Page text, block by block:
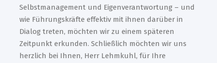
Selbstmanagement und Eigenverantwortung – und
wie Führungskräfte effektiv mit ihnen darüber in
Dialog treten, möchten wir zu einem späteren
Zeitpunkt erkunden. Schließlich möchten wir uns
herzlich bei Ihnen, Herr Lehmkuhl, für Ihre